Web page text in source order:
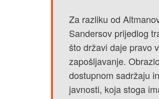
Za razliku od
Sandersov prijedlog
što državi daje pravo
zapošljavanje.
dostupnom sadržaju
javnosti, koja stoga